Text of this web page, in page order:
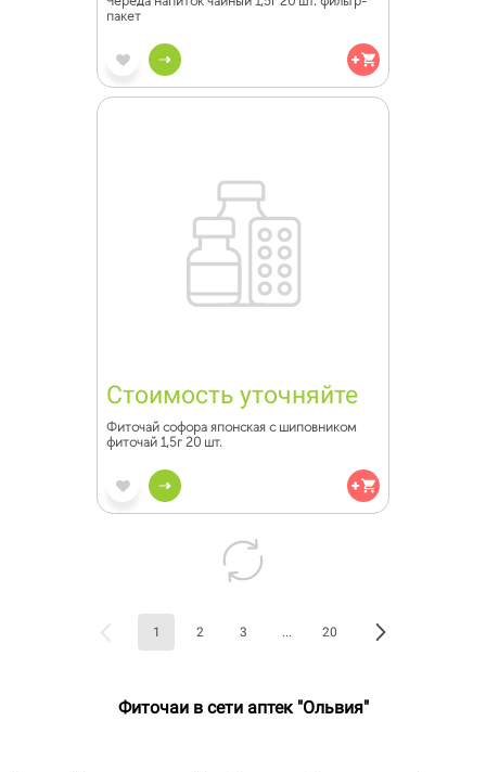
пакет
Стоимость уточняйте
Фиточай софора японская с шиповником
фиточай 1,5г 20 шт.
1 2 3 ... 20
Фиточаи в сети аптек "Ольвия"